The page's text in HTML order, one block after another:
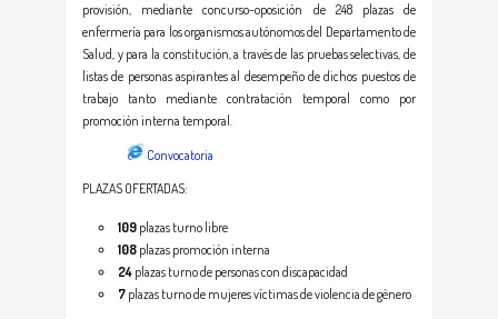
provisión, mediante concurso-oposición de 248 plazas de
enfermería para los organismos autónomos del Departamento de
Salud, y para la constitución, a través de las pruebas selectivas, de
listas de personas aspirantes al desempeño de dichos puestos de
trabajo tanto mediante contratación temporal como por
promoción interna temporal.
Convocatoria
PLAZAS OFERTADAS:
109 plazas turno libre
108 plazas promoción interna
24 plazas turno de personas con discapacidad
7 plazas turno de mujeres víctimas de violencia de género